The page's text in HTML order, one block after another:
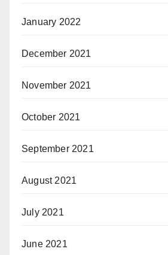
January 2022
December 2021
November 2021
October 2021
September 2021
August 2021
July 2021
June 2021